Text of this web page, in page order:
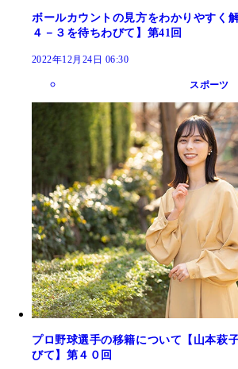
ボールカウントの見方をわかりやすく
４－３を待ちわびて】第41回
2022年12月24日 06:30
スポーツ
プロ野球選手の移籍について【山本萩
びて】第４０回